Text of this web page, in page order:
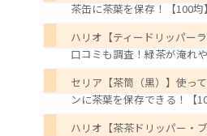
茶缶に茶葉を保存！【100均】
ハリオ【ティードリッパー
口コミも調査！緑茶が淹れ
セリア【茶筒（黒）】使っ
ンに茶葉を保存できる！【
ハリオ【茶茶ドリッパー・